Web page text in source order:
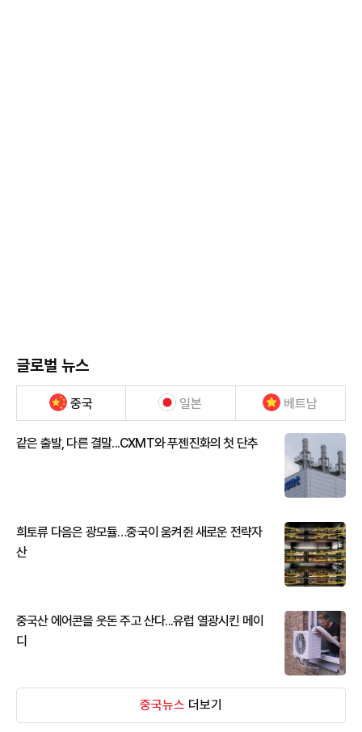
글로벌 뉴스
중국 일본 베트남
같은 출발, 다른 결말...CXMT와 푸젠진화의 첫 단추
희토류 다음은 광모듈…중국이 움켜쥔 새로운 전략자
산
중국산 에어콘을 웃돈 주고 산다...유럽 열광시킨 메이
디
중국뉴스 더보기